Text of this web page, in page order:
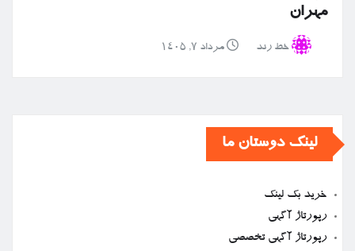
مهران
خط رند مرداد ۷, ۱۴۰۵
لینک دوستان ما
خرید بک لینک
رپورتاژ آگهی
رپورتاژ آگهی تخصصی